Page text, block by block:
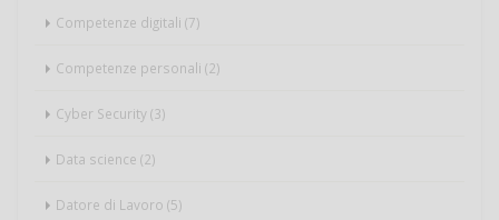
Competenze digitali (7)
Competenze personali (2)
Cyber Security (3)
Data science (2)
Datore di Lavoro (5)